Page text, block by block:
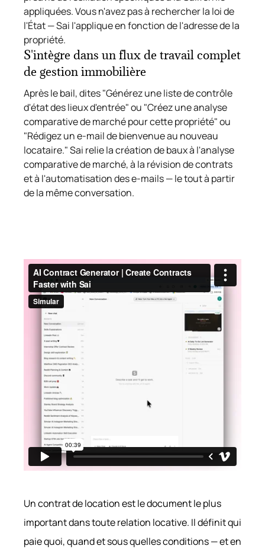
appliquées. Vous n'avez pas à rechercher la loi de
l'État — Sai l'applique en fonction de l'adresse de la
propriété.
S'intègre dans un flux de travail complet
de gestion immobilière
Après le bail, dites "Générez une liste de contrôle
d'état des lieux d'entrée" ou "Créez une analyse
comparative de marché pour cette propriété" ou
"Rédigez un e-mail de bienvenue au nouveau
locataire." Sai relie la création de baux à l'analyse
comparative de marché, à la révision de contrats
et à l'automatisation des e-mails — le tout à partir
de la même conversation.
Un contrat de location est le document le plus
important dans toute relation locative. Il définit qui
paie quoi, quand et sous quelles conditions — et en